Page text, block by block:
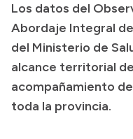
Boletín Oficial
Compras y
Consulta de
Consulta de pago a
Convocatorias
Los datos del
Abordaje Integral
del Ministerio de
alcance territorial
acompañamiento
toda la provincia.